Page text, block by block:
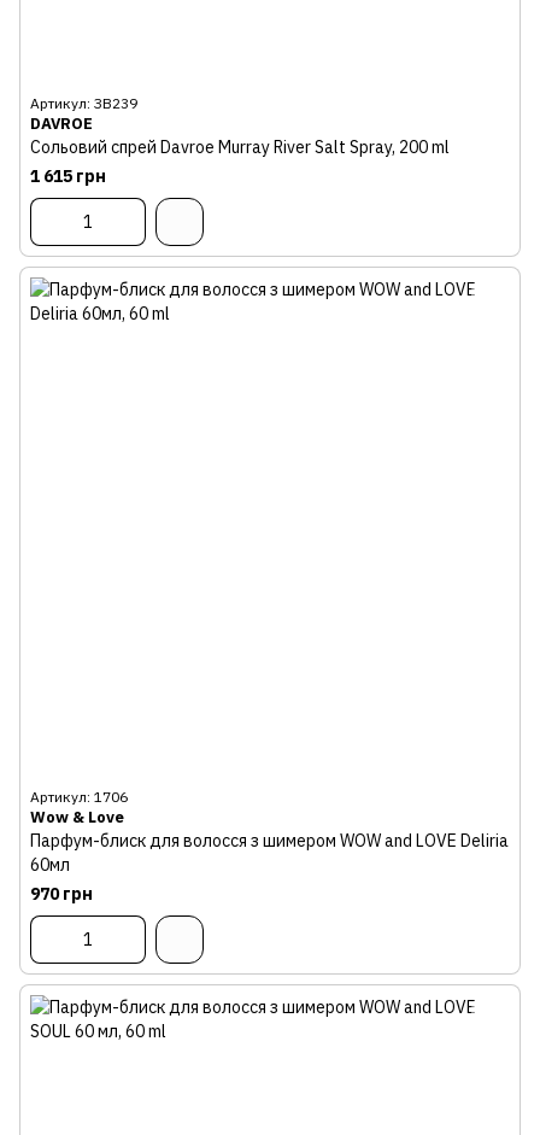
Артикул: ЗВ239
DAVROE
Сольовий спрей Davroe Murray River Salt Spray, 200 ml
1 615 грн
Артикул: 1706
Wow & Love
Парфум-блиск для волосся з шимером WOW and LOVE Deliria
60мл
970 грн